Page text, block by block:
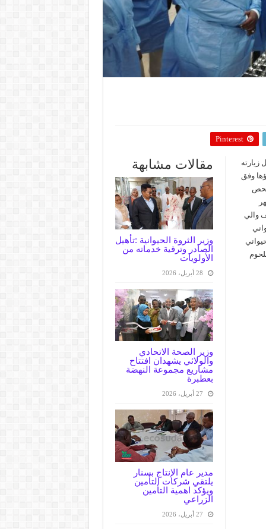
Pinterest
مقالات مشابهة
وزير الثروة الحيوانية :تأهيل
الصادر وترقية خدماته من
الأولويات
28 أبريل، 2026
وزير الصحة الاتحادي
والولائي يشهدان افتتاح
مشاريع مجموعة النهضة
بعطبرة
27 أبريل، 2026
مدير عام الإنتاج بسنار
يلتقي شركات التأمين
ويؤكد اهمية التأمين
الزراعي
27 أبريل، 2026
زيارته
وفق
والي